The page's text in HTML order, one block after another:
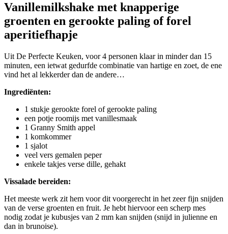
Vanillemilkshake met knapperige
groenten en gerookte paling of forel
aperitiefhapje
Uit De Perfecte Keuken, voor 4 personen klaar in minder dan 15
minuten, een ietwat gedurfde combinatie van hartige en zoet, de ene
vind het al lekkerder dan de andere…
Ingrediënten:
1 stukje gerookte forel of gerookte paling
een potje roomijs met vanillesmaak
1 Granny Smith appel
1 komkommer
1 sjalot
veel vers gemalen peper
enkele takjes verse dille, gehakt
Vissalade bereiden:
Het meeste werk zit hem voor dit voorgerecht in het zeer fijn snijden
van de verse groenten en fruit. Je hebt hiervoor een scherp mes
nodig zodat je kubusjes van 2 mm kan snijden (snijd in julienne en
dan in brunoise).